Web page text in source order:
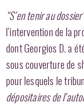
“S’en tenir au
l’intervention de la
dont Georgios D. a
sous couverture de
pour lesquels le
dépositaires de